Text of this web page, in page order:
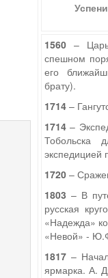
1560– Царь
спешном
его
брату).
1714–
1714–
Тобольска
экспедицией
1720–
1803 – В
русская
«Надежда»
«Невой» -
1817–
ярмарка. А.